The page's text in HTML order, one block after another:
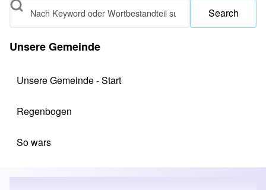
Search
Unsere Gemeinde
Unsere Gemeinde - Start
Regenbogen
So wars